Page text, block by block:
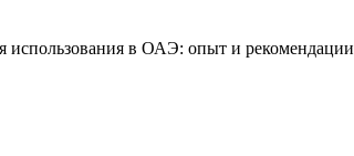
использования в ОАЭ: опыт и рекомендации